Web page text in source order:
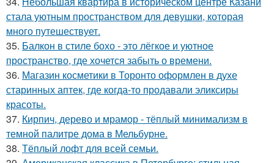
стала уютным пространством для девушки, которая
много путешествует.
35. Балкон в стиле бохо - это лёгкое и уютное
пространство, где хочется забыть о времени.
36. Магазин косметики в Торонто оформлен в духе
старинных аптек, где когда-то продавали эликсиры
красоты.
37. Кирпич, дерево и мрамор - тёплый минимализм в
темной палитре дома в Мельбурне.
38. Тёплый лофт для всей семьи.